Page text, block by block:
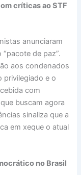
críticas ao STF
anunciaram
de paz”.
aos condenados
privilegiado e o
com
buscam agora
sinaliza que a
em xeque o atual
no Brasil